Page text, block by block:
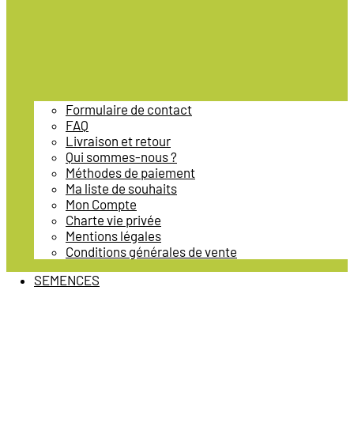
Formulaire de contact
FAQ
Livraison et retour
Qui sommes-nous ?
Méthodes de paiement
Ma liste de souhaits
Mon Compte
Charte vie privée
Mentions légales
Conditions générales de vente
SEMENCES